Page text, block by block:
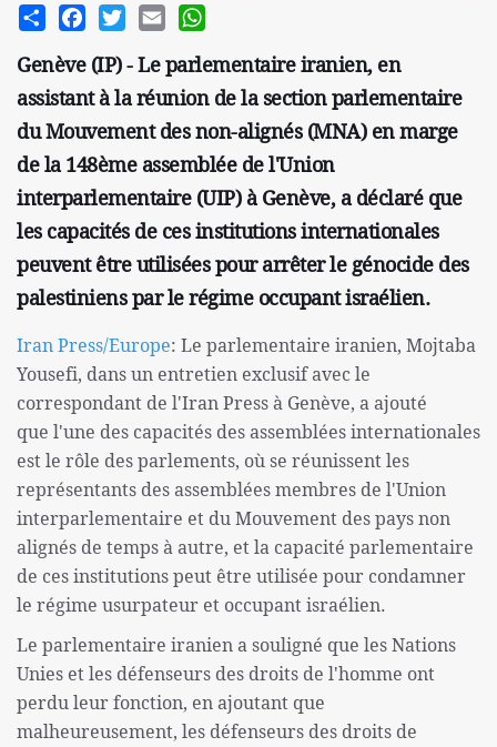
Share FacebookTwitterEmail
Genève (IP) - Le parlementaire iranien, en
assistant à la réunion de la section parlementaire
du Mouvement des non-alignés (MNA) en marge
de la 148ème assemblée de l'Union
interparlementaire (UIP) à Genève, a déclaré que
les capacités de ces institutions internationales
peuvent être utilisées pour arrêter le génocide des
palestiniens par le régime occupant israélien.
Iran Press/Europe: Le parlementaire iranien, Mojtaba
Yousefi, dans un entretien exclusif avec le
correspondant de l'Iran Press à Genève, a ajouté
que l'une des capacités des assemblées internationales
est le rôle des parlements, où se réunissent les
représentants des assemblées membres de l'Union
interparlementaire et du Mouvement des pays non
alignés de temps à autre, et la capacité parlementaire
de ces institutions peut être utilisée pour condamner
le régime usurpateur et occupant israélien.
Le parlementaire iranien a souligné que les Nations
Unies et les défenseurs des droits de l'homme ont
perdu leur fonction, en ajoutant que
malheureusement, les défenseurs des droits de